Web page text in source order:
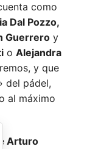
como
Dal Pozzo,
Guerrero y
o Alejandra
y que
del pádel,
al máximo
Arturo